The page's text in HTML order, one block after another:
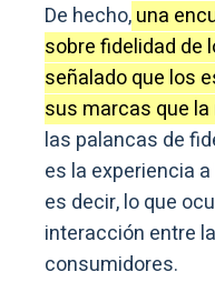
De hecho,una
sobre fidelidad de
señalado que los
sus marcas que
las palancas de
es la experiencia
es decir, lo que
interacción entre
consumidores.